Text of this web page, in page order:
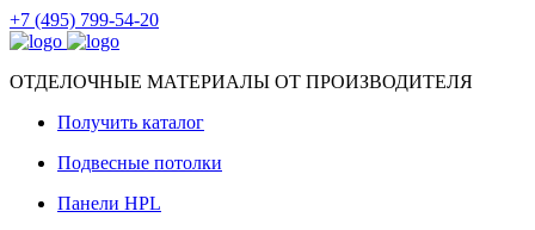
+7 (495) 799-54-20
ОТДЕЛОЧНЫЕ МАТЕРИАЛЫ ОТ ПРОИЗВОДИТЕЛЯ
Получить каталог
Подвесные потолки
Панели HPL